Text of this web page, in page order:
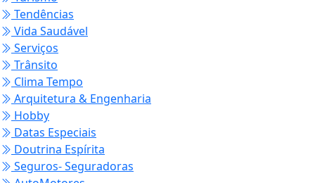
Tendências
Vida Saudável
Serviços
Trânsito
Clima Tempo
Arquitetura & Engenharia
Hobby
Datas Especiais
Doutrina Espírita
Seguros- Seguradoras